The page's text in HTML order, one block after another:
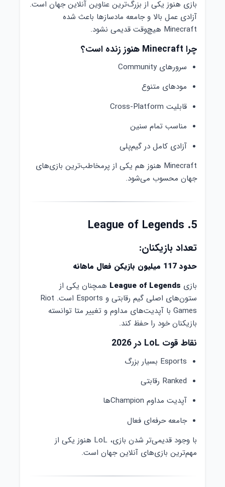
بازی هنوز یکی از بزرگ‌ترین عناوین آنلاین جهان است.
آزادی عمل بالا و جامعه مادسازها باعث شده
Minecraft هیچ‌وقت قدیمی نشود.
چرا Minecraft هنوز زنده است؟
سرورهای Community
مودهای متنوع
قابلیت Cross-Platform
مناسب تمام سنین
آزادی کامل در گیم‌پلی
Minecraft هنوز هم یکی از پرمخاطب‌ترین بازی‌های
جهان محسوب می‌شود.
5. League of Legends
تعداد بازیکنان:
حدود 117 میلیون بازیکن فعال ماهانه
بازی League of Legends همچنان یکی از
ستون‌های اصلی گیم رقابتی و Esports است. Riot
Games با آپدیت‌های مداوم و تغییر متا توانسته
بازیکنان خود را حفظ کند.
نقاط قوت LoL در 2026
Esports بسیار بزرگ
Ranked رقابتی
آپدیت مداوم Championها
جامعه حرفه‌ای فعال
با وجود قدیمی‌تر شدن بازی، LoL هنوز یکی از
مهم‌ترین بازی‌های آنلاین جهان است.